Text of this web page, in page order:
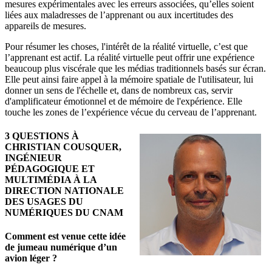
mesures expérimentales avec les erreurs associées, qu’elles soient
liées aux maladresses de l’apprenant ou aux incertitudes des
appareils de mesures.
Pour résumer les choses, l'intérêt de la réalité virtuelle, c’est que
l’apprenant est actif. La réalité virtuelle peut offrir une expérience
beaucoup plus viscérale que les médias traditionnels basés sur écran.
Elle peut ainsi faire appel à la mémoire spatiale de l'utilisateur, lui
donner un sens de l'échelle et, dans de nombreux cas, servir
d'amplificateur émotionnel et de mémoire de l'expérience. Elle
touche les zones de l’expérience vécue du cerveau de l’apprenant.
3 QUESTIONS À
CHRISTIAN COUSQUER,
INGÉNIEUR
PÉDAGOGIQUE ET
MULTIMÉDIA À LA
DIRECTION NATIONALE
DES USAGES DU
NUMÉRIQUES DU CNAM
Comment est venue cette idée
de jumeau numérique d’un
avion léger ?